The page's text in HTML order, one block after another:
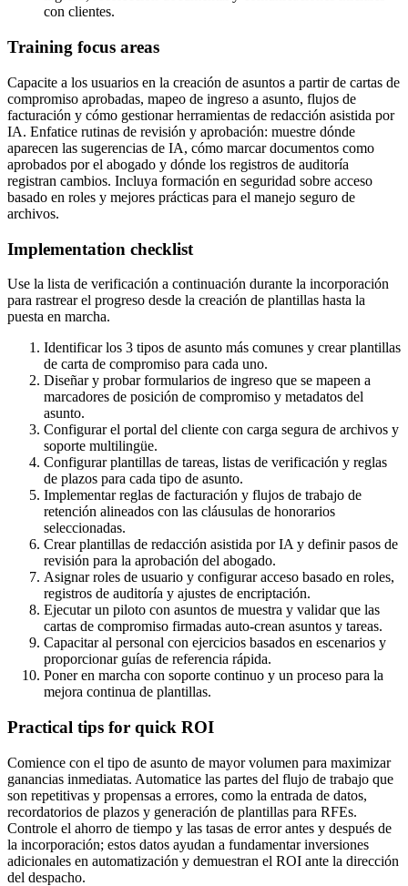
con clientes.
Training focus areas
Capacite a los usuarios en la creación de asuntos a partir de cartas de
compromiso aprobadas, mapeo de ingreso a asunto, flujos de
facturación y cómo gestionar herramientas de redacción asistida por
IA. Enfatice rutinas de revisión y aprobación: muestre dónde
aparecen las sugerencias de IA, cómo marcar documentos como
aprobados por el abogado y dónde los registros de auditoría
registran cambios. Incluya formación en seguridad sobre acceso
basado en roles y mejores prácticas para el manejo seguro de
archivos.
Implementation checklist
Use la lista de verificación a continuación durante la incorporación
para rastrear el progreso desde la creación de plantillas hasta la
puesta en marcha.
Identificar los 3 tipos de asunto más comunes y crear plantillas
de carta de compromiso para cada uno.
Diseñar y probar formularios de ingreso que se mapeen a
marcadores de posición de compromiso y metadatos del
asunto.
Configurar el portal del cliente con carga segura de archivos y
soporte multilingüe.
Configurar plantillas de tareas, listas de verificación y reglas
de plazos para cada tipo de asunto.
Implementar reglas de facturación y flujos de trabajo de
retención alineados con las cláusulas de honorarios
seleccionadas.
Crear plantillas de redacción asistida por IA y definir pasos de
revisión para la aprobación del abogado.
Asignar roles de usuario y configurar acceso basado en roles,
registros de auditoría y ajustes de encriptación.
Ejecutar un piloto con asuntos de muestra y validar que las
cartas de compromiso firmadas auto-crean asuntos y tareas.
Capacitar al personal con ejercicios basados en escenarios y
proporcionar guías de referencia rápida.
Poner en marcha con soporte continuo y un proceso para la
mejora continua de plantillas.
Practical tips for quick ROI
Comience con el tipo de asunto de mayor volumen para maximizar
ganancias inmediatas. Automatice las partes del flujo de trabajo que
son repetitivas y propensas a errores, como la entrada de datos,
recordatorios de plazos y generación de plantillas para RFEs.
Controle el ahorro de tiempo y las tasas de error antes y después de
la incorporación; estos datos ayudan a fundamentar inversiones
adicionales en automatización y demuestran el ROI ante la dirección
del despacho.